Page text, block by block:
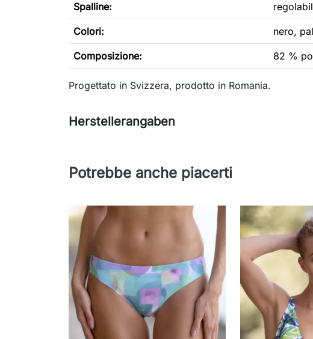
Spalline:
Colori: nero,
Composizione: 82 %
Progettato in Svizzera, prodotto in Romania.
Herstellerangaben
Potrebbe anche piacerti